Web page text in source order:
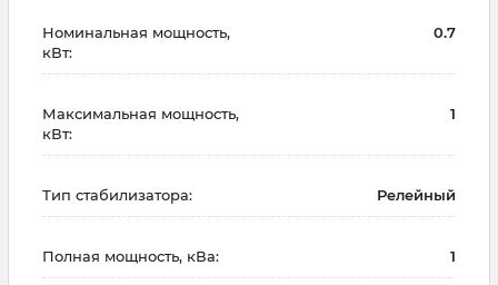
Номинальная мощность,
кВт:
0.7
Максимальная мощность,
кВт:
1
Тип стабилизатора: Релейный
Полная мощность, кВа: 1